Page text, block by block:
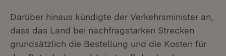
Darüber hinaus kündigte der Verkehrsminister an,
dass das Land bei nachfragstarken Strecken
grundsätzlich die Bestellung und die Kosten für